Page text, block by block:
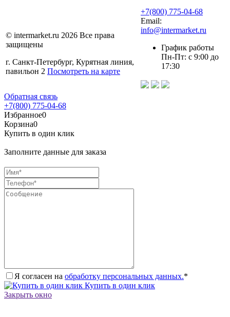
© intermarket.ru 2026 Все права
защищены
г. Санкт-Петербург, Курятная линия,
павильон 2 Посмотреть на карте
+7(800) 775-04-68
Email:
info@intermarket.ru
График работы
Пн-Пт: с 9:00 до
17:30
Обратная связь
+7(800) 775-04-68
Избранное0
Корзина0
Купить в один клик
Заполните данные для заказа
Я согласен на обработку персональных данных.*
Купить в один клик
Закрыть окно